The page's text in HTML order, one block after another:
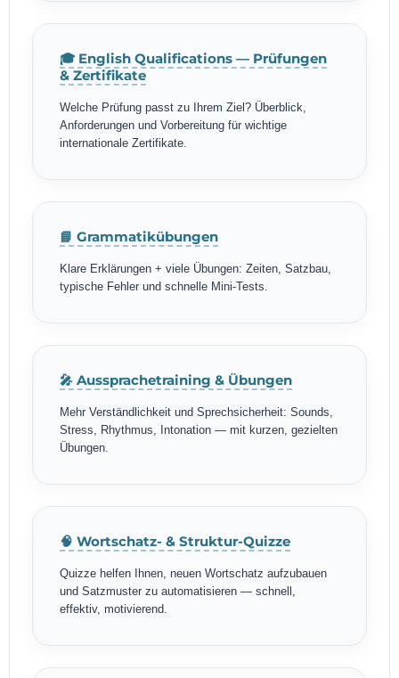
🎓 English Qualifications — Prüfungen
& Zertifikate
Welche Prüfung passt zu Ihrem Ziel? Überblick,
Anforderungen und Vorbereitung für wichtige
internationale Zertifikate.
📘 Grammatikübungen
Klare Erklärungen + viele Übungen: Zeiten, Satzbau,
typische Fehler und schnelle Mini-Tests.
🎤 Aussprachetraining & Übungen
Mehr Verständlichkeit und Sprechsicherheit: Sounds,
Stress, Rhythmus, Intonation — mit kurzen, gezielten
Übungen.
🧠 Wortschatz- & Struktur-Quizze
Quizze helfen Ihnen, neuen Wortschatz aufzubauen
und Satzmuster zu automatisieren — schnell,
effektiv, motivierend.